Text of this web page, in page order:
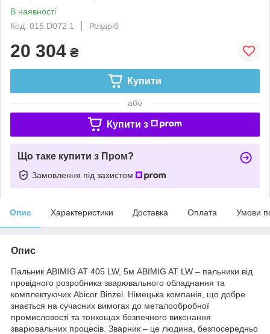
В наявності
Код: 015.D072.1
Роздріб
20 304 ₴
Купити
або
Купити з
Що таке купити з Пром?
Замовлення під захистом
Опис Характеристики Доставка Оплата Умови
Опис
Пальник ABIMIG AT 405 LW, 5м ABIMIG AT LW – пальники від
провідного розробника зварювального обладнання та
комплектуючих Abicor Binzel. Німецька компанія, що добре
знається на сучасних вимогах до металообробної
промисловості та тонкощах безпечного виконання
зварювальних процесів. Зварник – це людина, безпосередньо